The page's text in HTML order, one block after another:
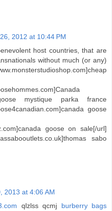
2012 at 10:44 PM
host countries, that are
without much (or any)
mystique parka france
goose
goose on sale[/url]
sabo
2013 at 4:06 AM
qlzlss qcmj burberry bags